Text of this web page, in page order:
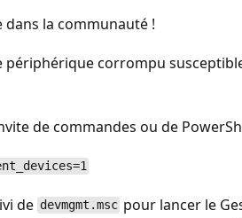
la communauté !
corrompu
de commandes ou de
de devmgmt.msc pour lancer le